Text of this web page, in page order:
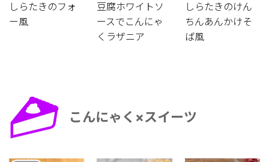
しらたきのフォ
ー風
豆腐ホワイトソ
ースでこんにゃ
くラザニア
しらたきのけん
ちんあんかけそ
ば風
こんにゃく×スイーツ